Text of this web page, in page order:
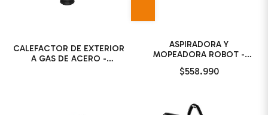
CALEFACTOR DE EXTERIOR
A GAS DE ACERO -
ASPIRADORA Y
MOPEADORA ROBOT -
$558.990